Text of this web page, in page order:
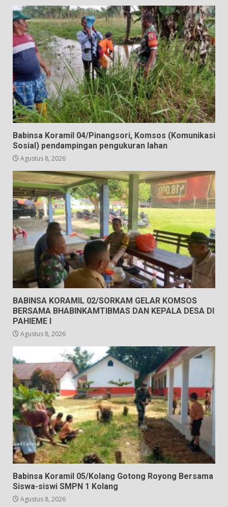
Babinsa Koramil 04/Pinangsori, Komsos (Komunikasi
Sosial) pendampingan pengukuran lahan
Agustus 8, 2026
BABINSA KORAMIL 02/SORKAM GELAR KOMSOS
BERSAMA BHABINKAMTIBMAS DAN KEPALA DESA DI
PAHIEME I
Agustus 8, 2026
Babinsa Koramil 05/Kolang Gotong Royong Bersama
Siswa-siswi SMPN 1 Kolang
Agustus 8, 2026